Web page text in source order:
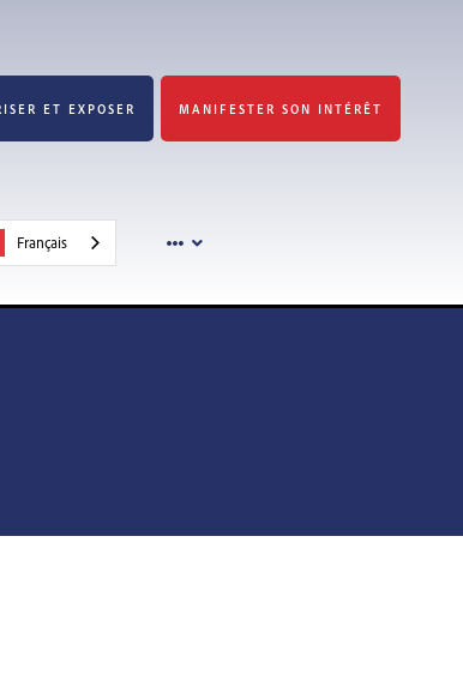
ET EXPOSER MANIFESTER SON INTÉRÊT
Français